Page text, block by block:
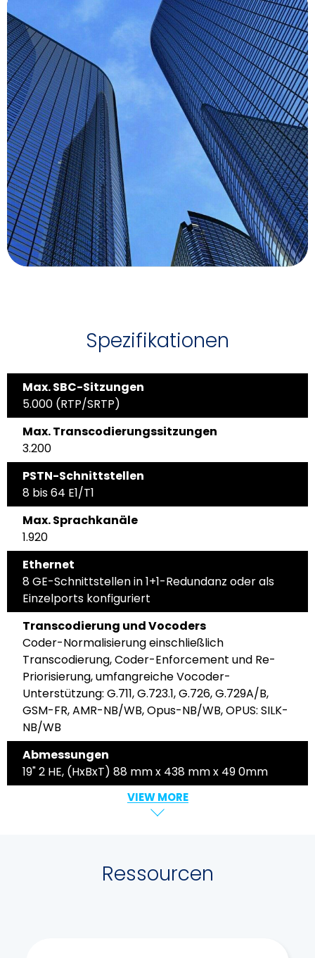
Spezifikationen
Max. SBC-Sitzungen
5.000 (RTP/SRTP)
Max. Transcodierungssitzungen
3.200
PSTN-Schnittstellen
8 bis 64 E1/T1
Max. Sprachkanäle
1.920
Ethernet
8 GE-Schnittstellen in 1+1-Redundanz oder als
Einzelports konfiguriert
Transcodierung und Vocoders
Coder-Normalisierung einschließlich
Transcodierung, Coder-Enforcement und Re-
Priorisierung, umfangreiche Vocoder-
Unterstützung: G.711, G.723.1, G.726, G.729A/B,
GSM-FR, AMR-NB/WB, Opus-NB/WB, OPUS: SILK-
NB/WB
Abmessungen
19" 2 HE, (HxBxT) 88 mm x 438 mm x 49 0mm
VIEW MORE
Ressourcen